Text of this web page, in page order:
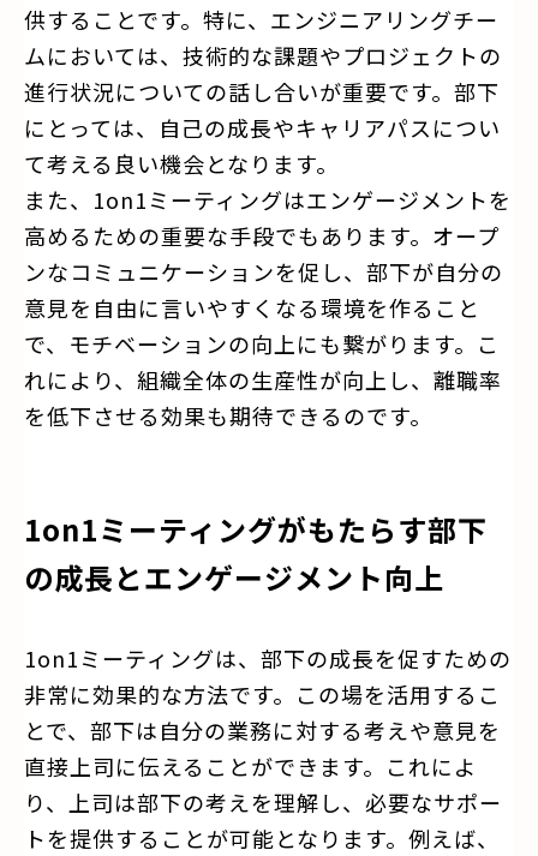
供することです。特に、エンジニアリングチー
ムにおいては、技術的な課題やプロジェクトの
進行状況についての話し合いが重要です。部下
にとっては、自己の成長やキャリアパスについ
て考える良い機会となります。
また、1on1ミーティングはエンゲージメントを
高めるための重要な手段でもあります。オープ
ンなコミュニケーションを促し、部下が自分の
意見を自由に言いやすくなる環境を作ること
で、モチベーションの向上にも繋がります。こ
れにより、組織全体の生産性が向上し、離職率
を低下させる効果も期待できるのです。
1on1ミーティングがもたらす部下
の成長とエンゲージメント向上
1on1ミーティングは、部下の成長を促すための
非常に効果的な方法です。この場を活用するこ
とで、部下は自分の業務に対する考えや意見を
直接上司に伝えることができます。これによ
り、上司は部下の考えを理解し、必要なサポー
トを提供することが可能となります。例えば、